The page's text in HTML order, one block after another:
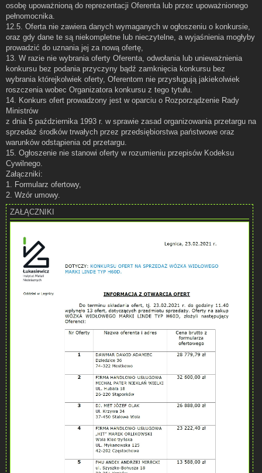
osobę upoważnioną do reprezentacji Oferenta lub przez upoważnionego
pełnomocnika.
12.5. Oferta nie zawiera danych wymaganych w ogłoszeniu o konkursie,
oraz gdy dane te są niekompletne lub nieczytelne, a wyjaśnienia mogłyby
prowadzić do uznania jej za nową ofertę,
13. W razie nie wybrania oferty Oferenta, odwołania lub unieważnienia
konkursu bez podania przyczyny bądź zamknięcia konkursu bez
wybrania którejkolwiek oferty, Oferentom nie przysługują jakiekolwiek
roszczenia wobec Organizatora konkursu z tego tytułu.
14. Konkurs ofert prowadzony jest w oparciu o Rozporządzenie Rady
Ministrów
z dnia 5 października 1993 r. w sprawie zasad organizowania przetargu na
sprzedaż środków trwałych przez przedsiębiorstwa państwowe oraz
warunków odstąpienia od przetargu.
15. Ogłoszenie nie stanowi oferty w rozumieniu przepisów Kodeksu
Cywilnego.
Załączniki:
1. Formularz ofertowy,
2. Wzór umowy.
ZAŁĄCZNIKI